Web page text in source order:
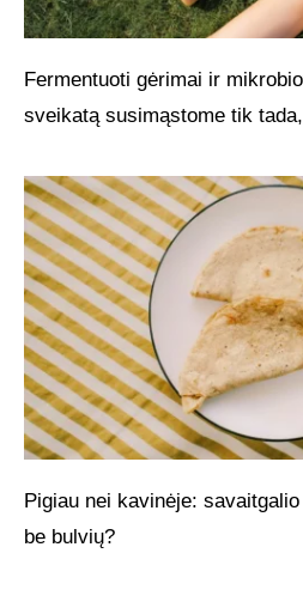
Fermentuoti gėrimai ir
sveikatą susimąstome tik
Pigiau nei kavinėje:
be bulvių?